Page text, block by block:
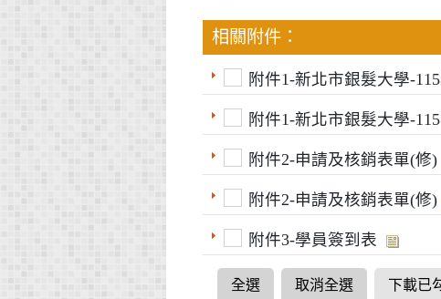
相關附件：
附件1-新北市銀髮大學-
附件1-新北市銀髮大學-
附件2-申請及核銷表單(修)
附件2-申請及核銷表單(修)
附件3-學員簽到表
全選 取消全選 下載已